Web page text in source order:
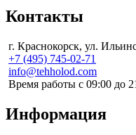
Контакты
г. Краснокорск, ул.
+7 (495) 745-02-71
info@tehholod.com
Время работы с 09:00 до
Информация